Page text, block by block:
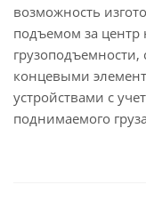
возможность
подъемом за
концевыми
устройствами с
поднимаемого